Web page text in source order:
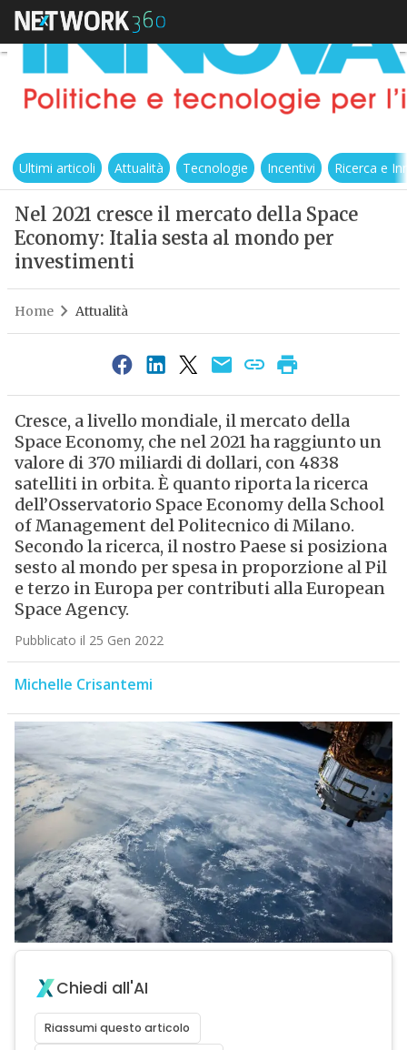
Ultimi articoli Attualità Tecnologie Incentivi Ricerca e
Nel 2021 cresce il mercato della Space
Economy: Italia sesta al mondo per
investimenti
Home Attualità
Cresce, a livello mondiale, il mercato della
Space Economy, che nel 2021 ha raggiunto un
valore di 370 miliardi di dollari, con 4838
satelliti in orbita. È quanto riporta la ricerca
dell’Osservatorio Space Economy della School
of Management del Politecnico di Milano.
Secondo la ricerca, il nostro Paese si posiziona
sesto al mondo per spesa in proporzione al Pil
e terzo in Europa per contributi alla European
Space Agency.
Pubblicato il 25 Gen 2022
Michelle Crisantemi
Chiedi all'AI
Riassumi questo articolo